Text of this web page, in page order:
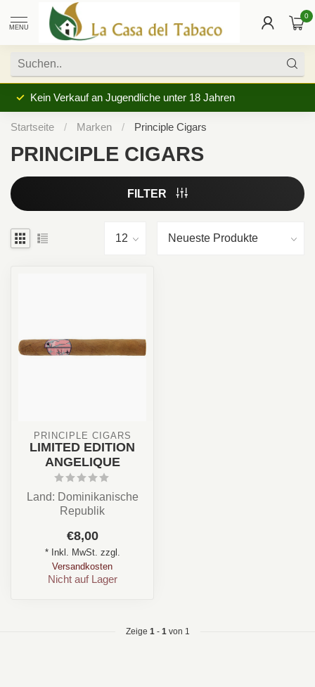
MENU
0
Kein Verkauf an Jugendliche unter 18 Jahren
Startseite / Marken / Principle Cigars
PRINCIPLE CIGARS
FILTER
PRINCIPLE CIGARS
LIMITED EDITION
ANGELIQUE
Land: Dominikanische
Republik
Aroma: Creme, Süß
Format: Corona/...
€8,00
* Inkl. MwSt. zzgl.
Versandkosten
Nicht auf Lager
Zeige 1 - 1 von 1